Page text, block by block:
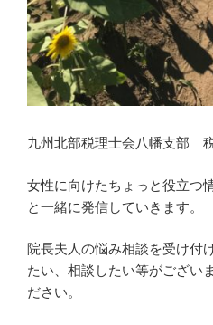
九州北部税理士会八幡支部
女性に向けたちょっと役立つ
と一緒に発信していきます。
院長夫人の悩み相談を受け付
たい、相談したい等がござい
ださい。